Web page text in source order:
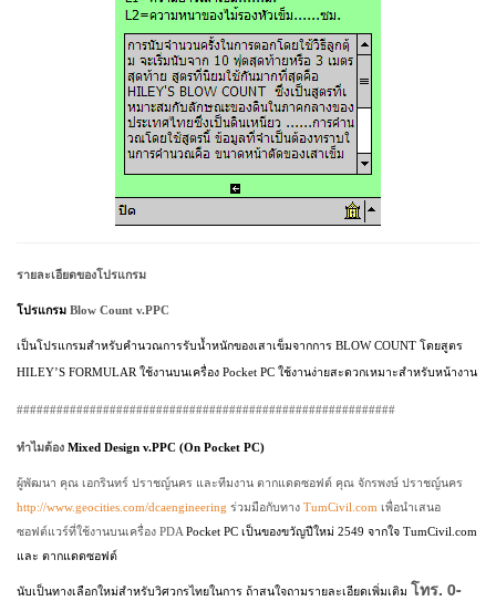
รายละเอียดของโปรแกรม
โปรแกรม Blow Count v.PPC
เป็นโปรแกรมสำหรับคำนวณการรับน้ำหนักของเสาเข็มจากการ BLOW COUNT โดยสูตร
HILEY’S FORMULAR ใช้งานบนเครื่อง Pocket PC ใช้งานง่ายสะดวกเหมาะสำหรับหน้างาน
#########################################################
ทำไมต้อง Mixed Design v.PPC (On Pocket PC)
ผู้พัฒนา คุณ เอกรินทร์ ปราชญ์นคร และทีมงาน ตากแดดซอฟต์ คุณ จักรพงษ์ ปราชญ์นคร
http://www.geocities.com/dcaengineering ร่วมมือกับทาง TumCivil.com เพื่อนำเสนอ
ซอฟต์แวร์ที่ใช้งานบนเครื่อง PDA Pocket PC เป็นของขวัญปีใหม่ 2549 จากใจ TumCivil.com
และ ตากแดดซอฟต์
นับเป็นทางเลือกใหม่สำหรับวิศวกรไทยในการ ถ้าสนใจถามรายละเอียดเพิ่มเติม โทร. 0-